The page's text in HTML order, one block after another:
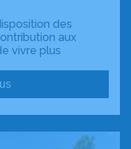
des
aux
vivre plus